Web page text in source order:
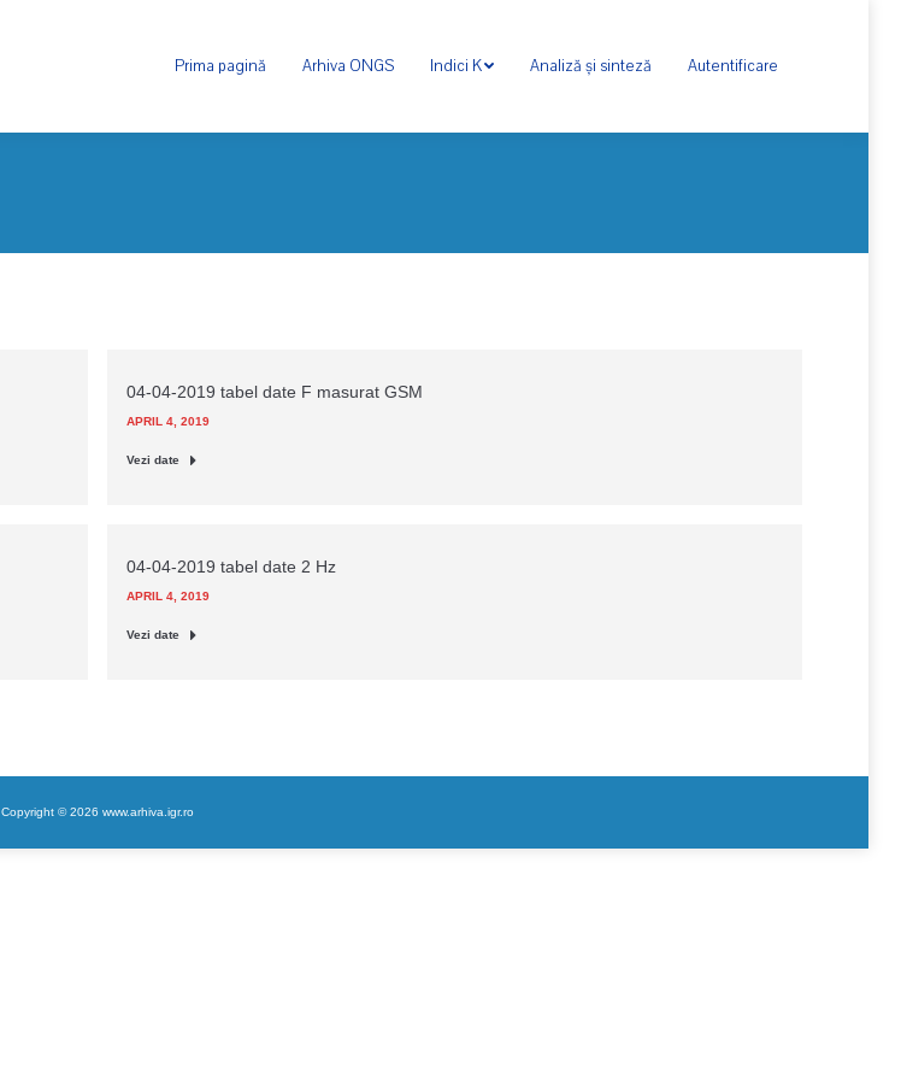
Prima pagină Arhiva ONGS Indici K Analiză și sinteză Autentificare
04-04-2019 tabel date F masurat GSM
APRIL 4, 2019
Vezi date
04-04-2019 tabel date 2 Hz
APRIL 4, 2019
Vezi date
Copyright © 2026 www.arhiva.igr.ro